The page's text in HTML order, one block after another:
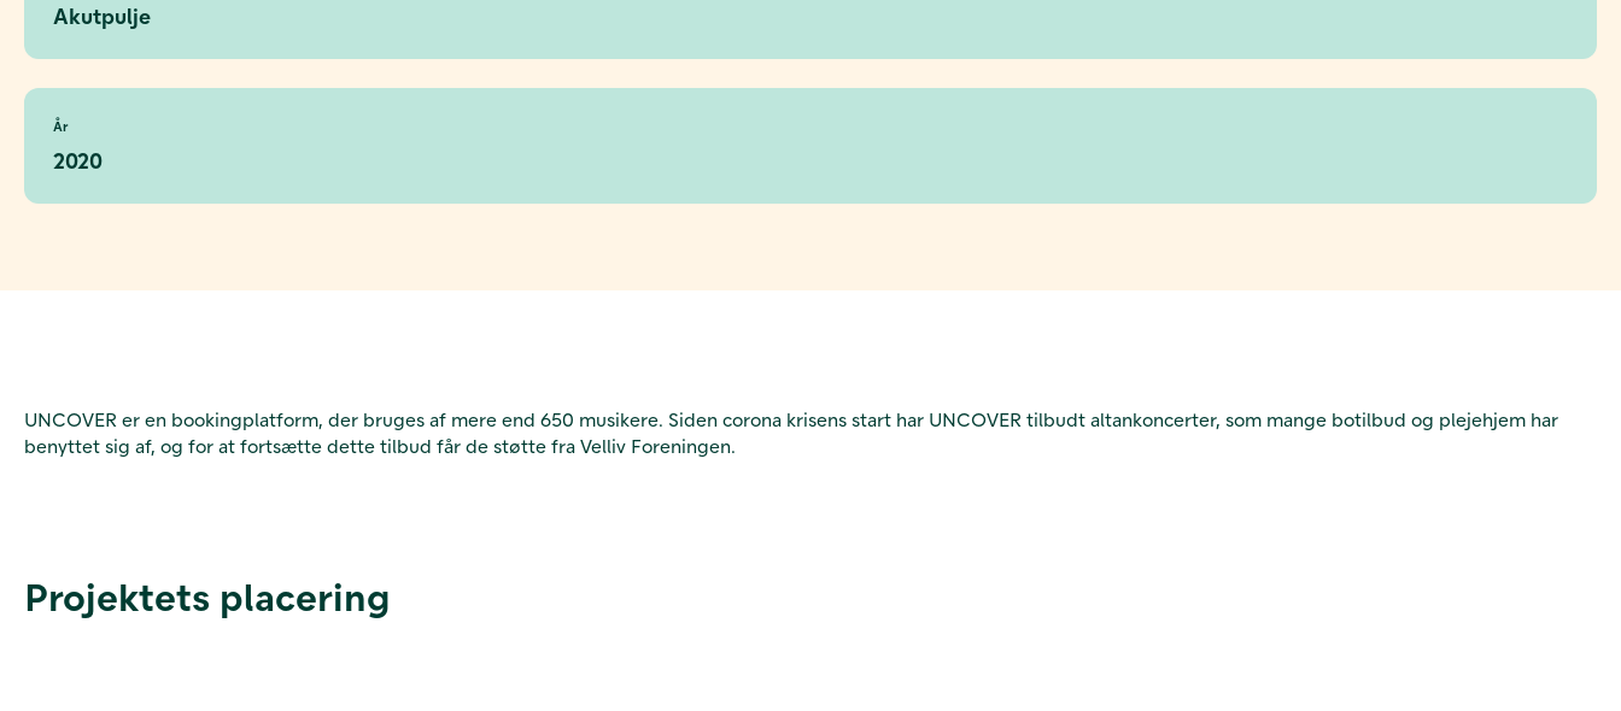
Akutpulje
År
2020
UNCOVER er en bookingplatform, der bruges af mere end 650 musikere. Siden corona krisens start har UNCOVER tilbudt altankoncerter, som mange botilbud og plejehjem har
benyttet sig af, og for at fortsætte dette tilbud får de støtte fra Velliv Foreningen.
Projektets placering